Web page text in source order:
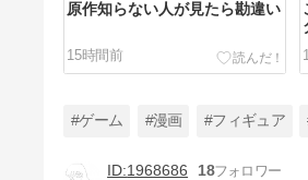
原作知らない人が見たら勘違い
15時間前
#ゲーム #漫画 #フィギュア
1968686
18